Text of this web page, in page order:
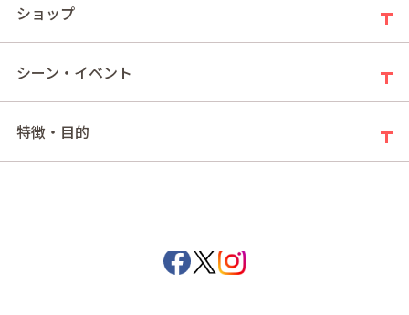
奏(2026ホワイトデー)
ショップ
シーン・イベント
特徴・目的